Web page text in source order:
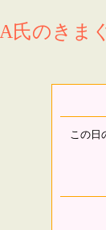
A氏のきま
この日